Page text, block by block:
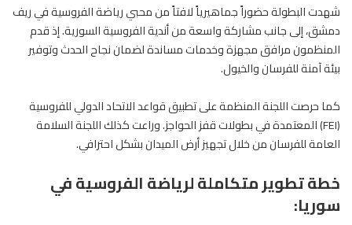
شهدت البطولة حضوراً جماهيرياً لافتاً من محبي رياضة الفروسية في ريف
دمشق، إلى جانب مشاركة واسعة من أندية الفروسية السورية. إذ قدم
المنظمون مرافق مجهزة وخدمات مساندة لضمان نجاح الحدث وتوفير
بيئة آمنة للفرسان والخيول.
كما حرصت اللجنة المنظمة على تطبيق قواعد الاتحاد الدولي للفروسية
(FEI) المعتمدة في بطولات قفز الحواجز. وراعت كذلك اللجنة السلامة
العامة للفرسان من خلال تجهيز أرض الميدان بشكل احترافي.
خطة تطوير متكاملة لرياضة الفروسية في
سوريا: